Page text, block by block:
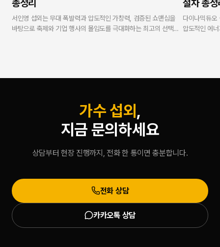
총정리
서인영 섭외는 무대 폭발력과 압도적인 가창력, 검증된 쇼맨십을
바탕으로 축제와 기업 행사의 몰입도를 극대화하는 최고의 선택입
절차 총정
다이나믹듀오
압도적인 에
현수 대표가
가수 섭외 ,
지금 문의하세요
상담부터 현장 진행까지, 전화 한 통이면 충분합니다.
전화 상담
카카오톡 상담